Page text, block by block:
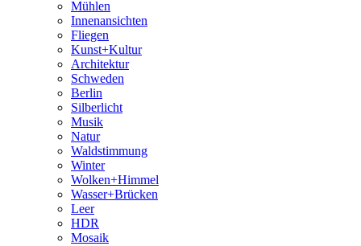
Mühlen
Innenansichten
Fliegen
Kunst+Kultur
Architektur
Schweden
Berlin
Silberlicht
Musik
Natur
Waldstimmung
Winter
Wolken+Himmel
Wasser+Brücken
Leer
HDR
Mosaik